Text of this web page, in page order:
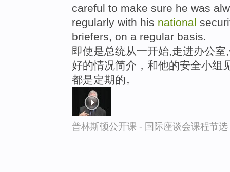
careful to make sure he was
regularly with his national
briefers, on a regular basis.
即使是总统从一开始,走进办公
好的情况简介，和他的安全小组
都是定期的。
普林斯顿公开课 - 国际座谈会课程节选